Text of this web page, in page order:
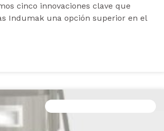
cinco innovaciones clave que
Indumak una opción superior en el